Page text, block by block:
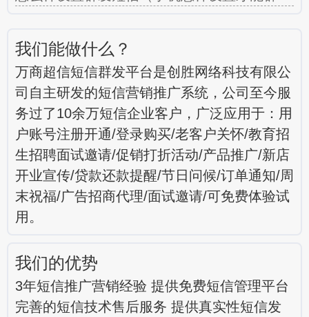
我们能做什么？
万商超信短信群发平台是创胜网络科技有限公
司自主研发的短信营销推广系统，公司至今服
务过了10余万短信企业客户，广泛应用于：用
户账号注册开通/登录购买/老客户关怀/教育招
生招聘面试邀请/促销打折活动/产品推广/新店
开业宣传/贷款还款提醒/节日问候/订单通知/周
末祝福/广告招商代理/面试邀请/可免费体验试
用。
我们的优势
3年短信推广营销经验 提供免费短信管理平台
完善的短信技术售后服务 提供真实性短信发